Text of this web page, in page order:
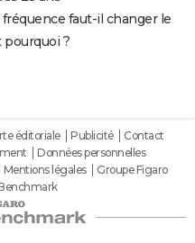
faut-il changer le
pourquoi ?
éditoriale Publicité
Contact
Données personnelles
Mentions légales
Groupe Figaro